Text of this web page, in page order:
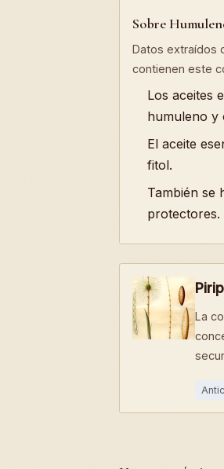
Sobre
Datos extraídos
contienen este
Los aceites
humuleno y
El aceite
fitol.
También se
protectores.
La